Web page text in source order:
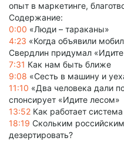
опыт в маркетинге,
Содержание:
0:00 «Люди – тараканы»
4:23 «Когда объявили
Свердлин придумал
7:31 Как нам быть ближе
9:08 «Сесть в машину и
11:10 «Два человека дали
спонсирует «Идите лесом»
13:52 Как работает
18:19 Скольким
дезертировать?